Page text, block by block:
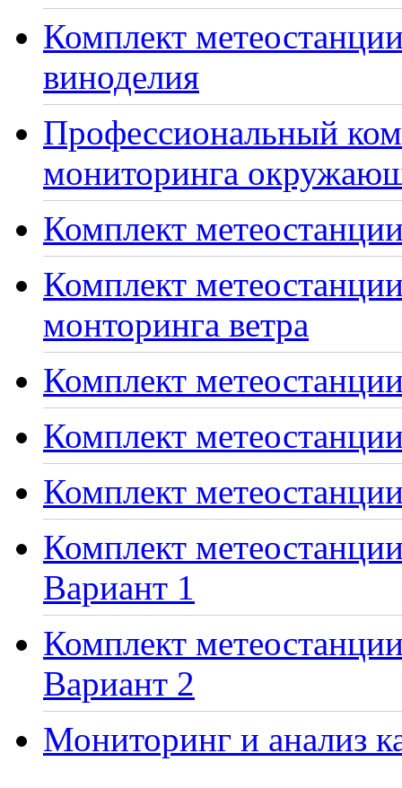
Комплект
виноделия
Профессиональный
мониторинга
Комплект
Комплект
монторинга ветра
Комплект
Комплект
Комплект
Комплект
Вариант 1
Комплект
Вариант 2
Мониторинг и анализ